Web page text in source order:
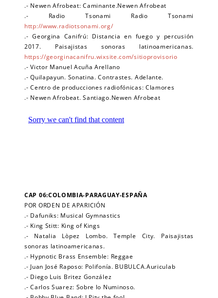
.- Newen Afrobeat: Caminante.Newen Afrobeat
.- Radio Tsonami Radio Tsonami
http://www.radiotsonami.org/
.- Georgina Canifrú: Distancia en fuego y percusión
2017. Paisajistas sonoras latinoamericanas.
https://georginacanifru.wixsite.com/sitioprovisorio
.- Victor Manuel Acuña Arellano
.- Quilapayun. Sonatina. Contrastes. Adelante.
.- Centro de producciones radiofónicas: Clamores
.- Newen Afrobeat. Santiago.Newen Afrobeat
CAP 06:COLOMBIA-PARAGUAY-ESPAÑA
POR ORDEN DE APARICIÓN
.- Dafuniks: Musical Gymnastics
.- King Stitt: King of Kings
.- Natalia Lòpez Lombo. Temple City. Paisajistas
sonoras latinoamericanas.
.- Hypnotic Brass Ensemble: Reggae
.- Juan José Raposo: Polifonía. BUBULCA.Auriculab
.- Diego Luis Britez González
.- Carlos Suarez: Sobre lo Numinoso.